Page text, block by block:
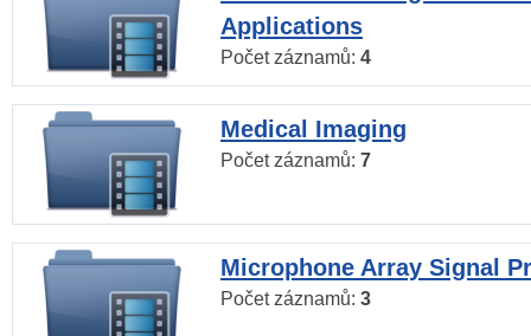
Applications
Počet záznamů: 4
Medical Imaging
Počet záznamů: 7
Microphone Array Signal
Počet záznamů: 3